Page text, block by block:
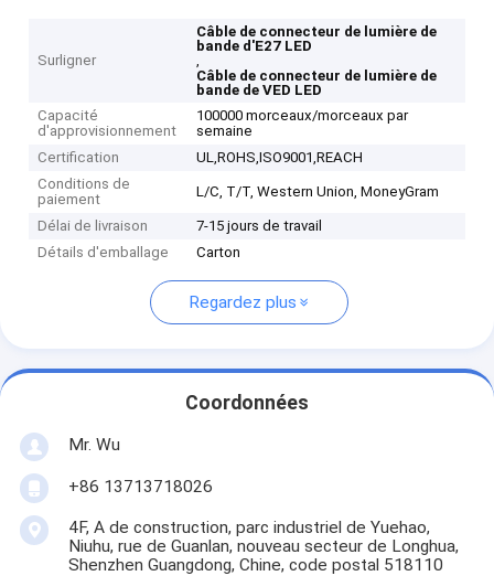
Surligner
Câble de connecteur de lumière de
bande d'E27 LED
,
Câble de connecteur de lumière de
bande de VED LED
Capacité
d'approvisionnement
100000 morceaux/morceaux par
semaine
Certification
UL,ROHS,ISO9001,REACH
Conditions de
paiement
L/C, T/T, Western Union, MoneyGram
Délai de livraison
7-15 jours de travail
Détails d'emballage
Carton
Regardez plus
Coordonnées
Mr. Wu
+86 13713718026
4F, A de construction, parc industriel de Yuehao,
Niuhu, rue de Guanlan, nouveau secteur de Longhua,
Shenzhen Guangdong, Chine, code postal 518110